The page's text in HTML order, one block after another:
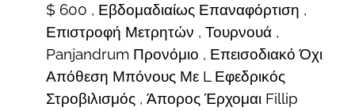
$ 600 , Εβδομαδιαίως Επαναφόρτιση ,
Επιστροφή Μετρητών , Τουρνουά ,
Panjandrum Προνόμιο , Επεισοδιακό Όχι
Απόθεση Μπόνους Με L Εφεδρικός
Στροβιλισμός , Άπορος Έρχομαι Fillip